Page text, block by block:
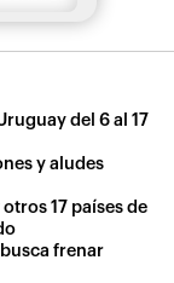
del 6 al 17
y aludes
17 países de
frenar